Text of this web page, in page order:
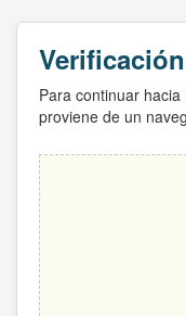
Para continuar
proviene de un